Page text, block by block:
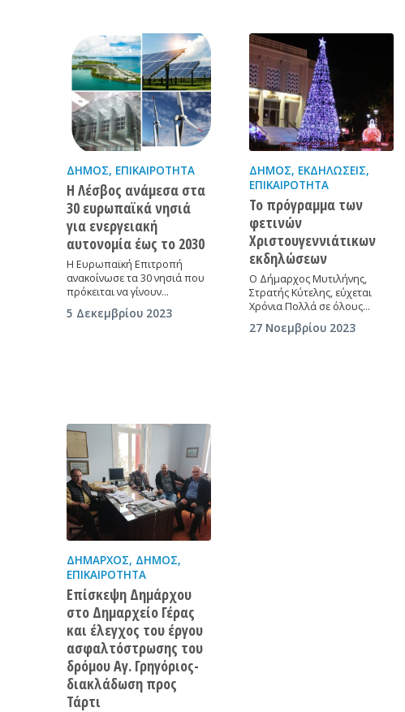
ΔΉΜΟΣ, ΕΠΙΚΑΙΡΌΤΗΤΑ
Η Λέσβος ανάμεσα στα
30 ευρωπαϊκά νησιά
για ενεργειακή
αυτονομία έως το 2030
Η Ευρωπαϊκή Επιτροπή
ανακοίνωσε τα 30 νησιά που
πρόκειται να γίνουν…
5 Δεκεμβρίου 2023
ΔΉΜΟΣ, ΕΚΔΗΛΏΣΕΙΣ,
ΕΠΙΚΑΙΡΌΤΗΤΑ
Το πρόγραμμα των
φετινών
Χριστουγεννιάτικων
εκδηλώσεων
Ο Δήμαρχος Μυτιλήνης,
Στρατής Κύτελης, εύχεται
Χρόνια Πολλά σε όλους…
27 Νοεμβρίου 2023
ΔΉΜΑΡΧΟΣ, ΔΉΜΟΣ,
ΕΠΙΚΑΙΡΌΤΗΤΑ
Επίσκεψη Δημάρχου
στο Δημαρχείο Γέρας
και έλεγχος του έργου
ασφαλτόστρωσης του
δρόμου Αγ. Γρηγόριος-
διακλάδωση προς
Τάρτι